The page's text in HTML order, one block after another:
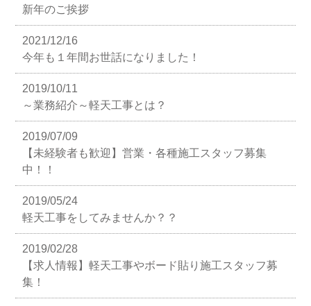
新年のご挨拶
2021/12/16
今年も１年間お世話になりました！
2019/10/11
～業務紹介～軽天工事とは？
2019/07/09
【未経験者も歓迎】営業・各種施工スタッフ募集
中！！
2019/05/24
軽天工事をしてみませんか？？
2019/02/28
【求人情報】軽天工事やボード貼り施工スタッフ募
集！